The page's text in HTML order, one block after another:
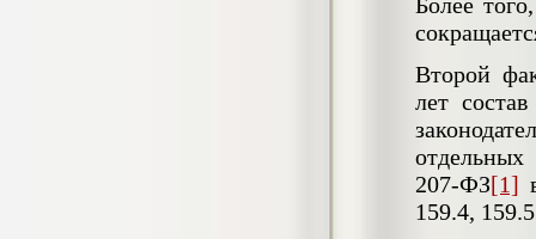
Второй
лет
207-ФЗ[1]
159.4,